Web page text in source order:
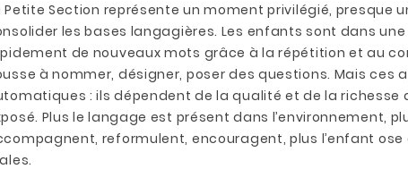
en
souvent
liée aux
Le matériel pédagogique
est au cœur du
fonctionnement de la
classe et influence
directement la qualité
des...
Lire la suite
un
par la
Lire la
Petite Section représente un moment privilégié, presque
les bases langagières. Les enfants sont dans
de nouveaux mots grâce à la répétition et au
à nommer, désigner, poser des questions. Mais ces
: ils dépendent de la qualité et de la richesse
Plus le langage est présent dans l’environnement,
reformulent, encouragent, plus l’enfant